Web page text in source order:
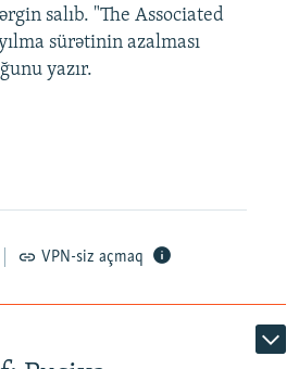
salıb. "The Associated
sürətinin azalması
yazır.
VPN-siz açmaq